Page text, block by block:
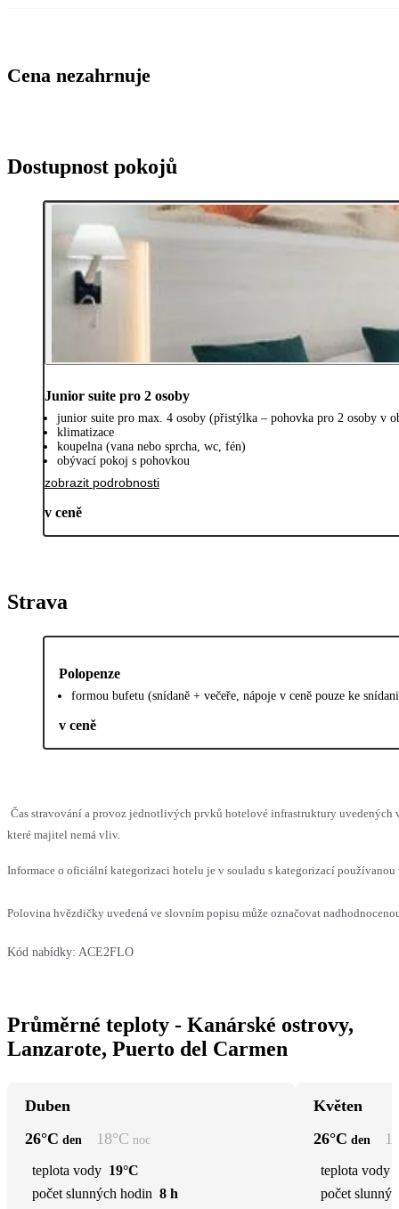
Cena nezahrnuje
Dostupnost pokojů
Junior suite pro 2 osoby
junior suite pro max. 4 osoby (přistýlka – pohovka pro 2 osoby v
klimatizace
koupelna (vana nebo sprcha, wc, fén)
obývací pokoj s pohovkou
zobrazit podrobnosti
v ceně
Strava
Polopenze
formou bufetu (snídaně + večeře, nápoje v ceně pouze ke
v ceně
Čas stravování a provoz jednotlivých prvků hotelové infrastruktury uvedených
které majitel nemá vliv.
Informace o oficiální kategorizaci hotelu je v souladu s kategorizací
Polovina hvězdičky uvedená ve slovním popisu může označovat
Kód nabídky: ACE2FLO
Průměrné teploty - Kanárské ostrovy,
Lanzarote, Puerto del Carmen
Duben
26°C den 18°C noc
teplota vody 19°C
počet slunných hodin 8 h
Květen
26°C den
teplota vody
počet